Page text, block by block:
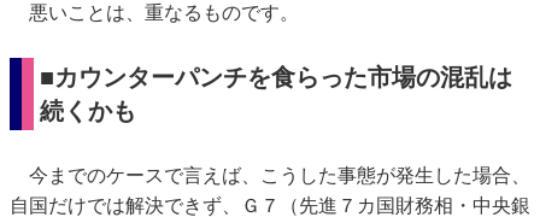
悪いことは、重なるものです。
■カウンターパンチを食らった市場の混乱は
続くかも
今までのケースで言えば、こうした事態が発生した場合、
自国だけでは解決できず、Ｇ７（先進７カ国財務相・中央銀